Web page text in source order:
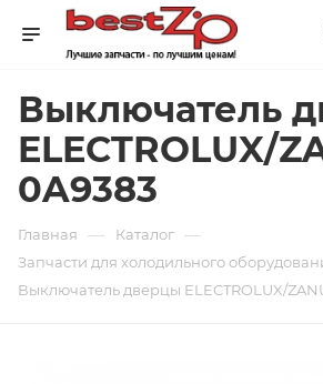
Выключатель
ELECTROLUX/
0A9383
Главная — Каталог —
Запчасти для холодильного
Выключатель дверцы ELECTROLUX/